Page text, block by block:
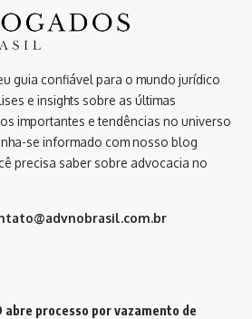
guia confiável para o mundo jurídico
e insights sobre as últimas
importantes e tendências no universo
se informado com nosso blog
precisa saber sobre advocacia no
abre processo por vazamento de